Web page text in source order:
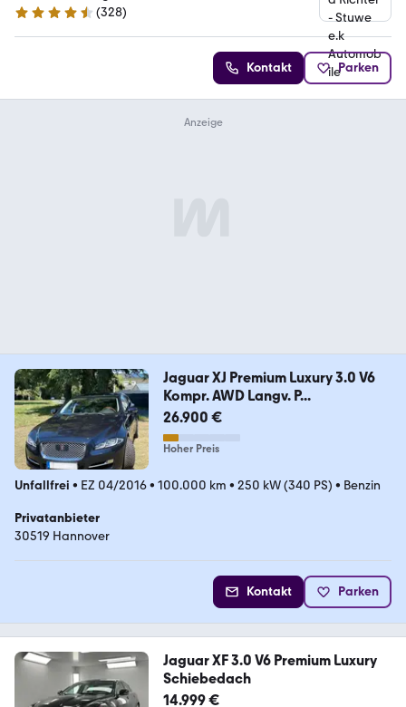
4.6 Sterne
(328)
Kontakt Parken
Jaguar XJ Premium Luxury 3.0 V6
Kompr. AWD Langv. P...
26.900 €
Hoher Preis
Unfallfrei • EZ 04/2016• 100.000 km • 250 kW (340 PS) • Benzin
Privatanbieter
30519 Hannover
Kontakt Parken
Jaguar XF 3.0 V6 Premium Luxury
Schiebedach
14.999 €